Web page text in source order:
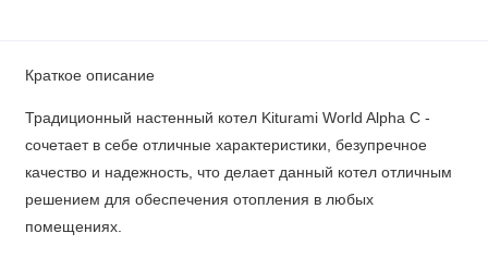
Краткое описание
Традиционный настенный котел Kiturami World Alpha C -
сочетает в себе отличные характеристики, безупречное
качество и надежность, что делает данный котел отличным
решением для обеспечения отопления в любых
помещениях.